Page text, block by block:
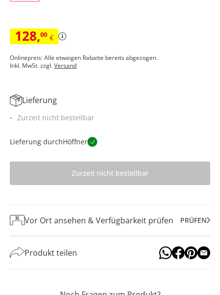
128,00 €
Onlinepreis: Alle etwaigen Rabatte bereits abgezogen.
Inkl. MwSt. zzgl.Versand
Lieferung
Zurzeit nicht bestellbar
Lieferung durchHöffner
Zurzeit nicht bestellbar
Vor Ort ansehen & Verfügbarkeit prüfen PRÜFEN
Produkt teilen